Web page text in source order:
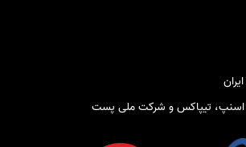
اسنپ، تیپاکس و شرکت ملی پست